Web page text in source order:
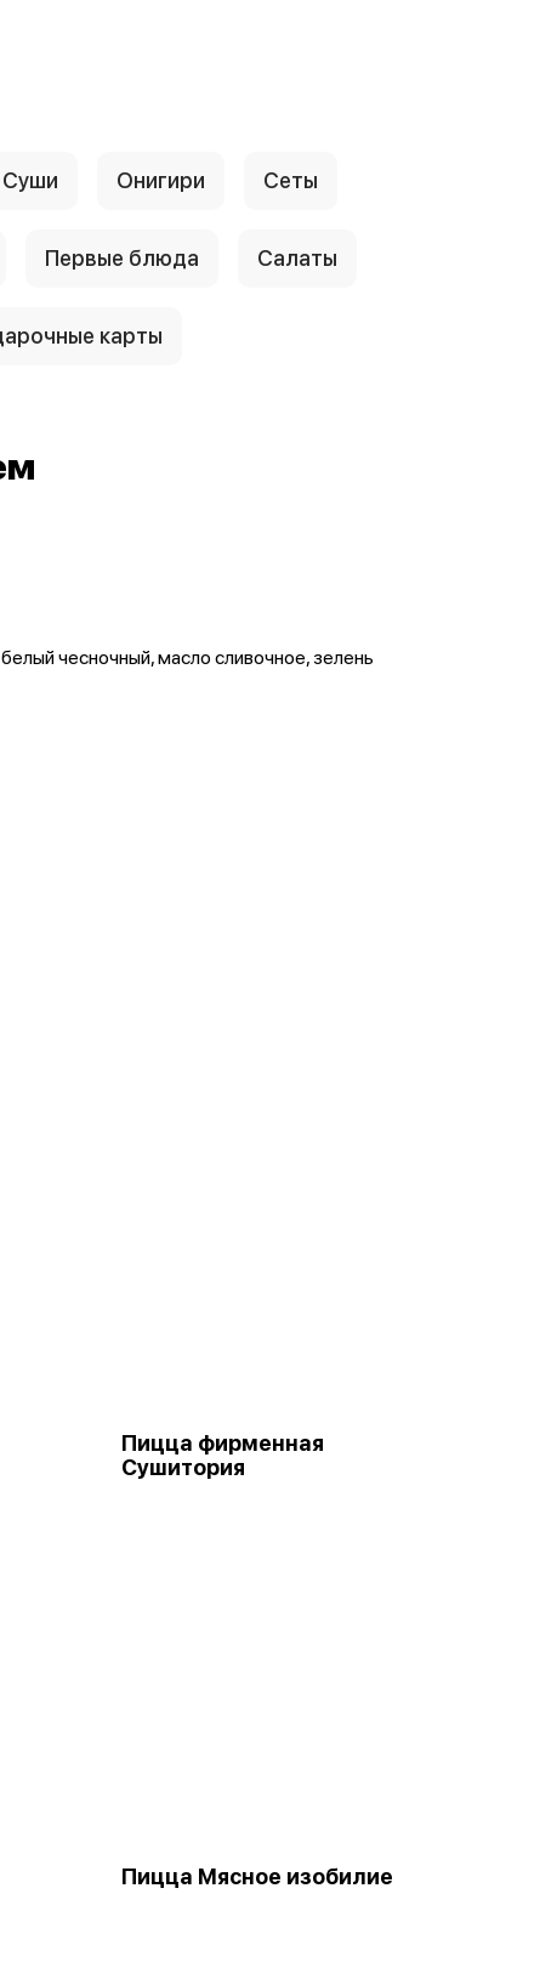
Суши Онигири Сеты
Первые блюда Салаты
карты
чесночный, масло сливочное, зелень
Пицца фирменная
Сушитория
Пицца Мясное изобилие